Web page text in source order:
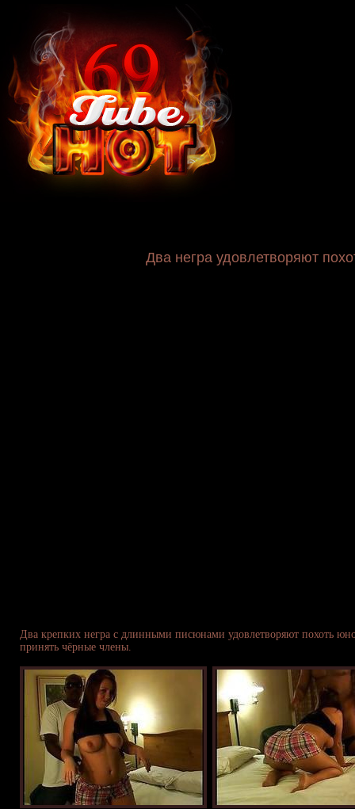
Два негра удовлетворяют
Два крепких негра с длинными писюнами удовлетворяют похоть
принять чёрные члены.